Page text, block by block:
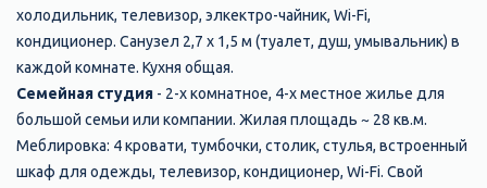
холодильник, телевизор, элкектро-чайник, Wi-Fi,
кондиционер. Санузел 2,7 х 1,5 м (туалет, душ, умывальник) в
каждой комнате. Кухня общая.
Семейная студия - 2-х комнатное, 4-х местное жилье для
большой семьи или компании. Жилая площадь ~ 28 кв.м.
Меблировка: 4 кровати, тумбочки, столик, стулья, встроенный
шкаф для одежды, телевизор, кондиционер, Wi-Fi. Свой